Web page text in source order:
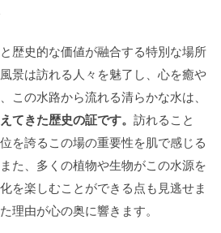
歴史的な価値が融合する特別な場所
景は訪れる人々を魅了し、心を癒や
この水路から流れる清らかな水は、
てきた歴史の証です。 訪れること
を誇るこの場の重要性を肌で感じる
た、多くの植物や生物がこの水源を
を楽しむことができる点も見逃せま
理由が心の奥に響きます。